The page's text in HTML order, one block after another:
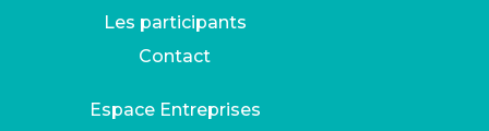
Les participants
Contact
Espace Entreprises